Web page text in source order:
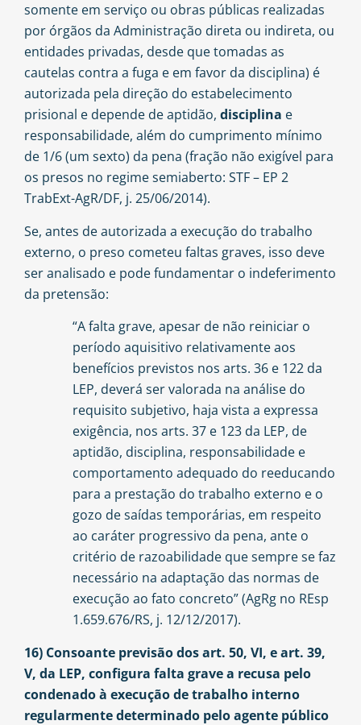
somente em serviço ou obras públicas realizadas
por órgãos da Administração direta ou indireta, ou
entidades privadas, desde que tomadas as
cautelas contra a fuga e em favor da disciplina) é
autorizada pela direção do estabelecimento
prisional e depende de aptidão, disciplina e
responsabilidade, além do cumprimento mínimo
de 1/6 (um sexto) da pena (fração não exigível para
os presos no regime semiaberto: STF – EP 2
TrabExt-AgR/DF, j. 25/06/2014).
Se, antes de autorizada a execução do trabalho
externo, o preso cometeu faltas graves, isso deve
ser analisado e pode fundamentar o indeferimento
da pretensão:
“A falta grave, apesar de não reiniciar o
período aquisitivo relativamente aos
benefícios previstos nos arts. 36 e 122 da
LEP, deverá ser valorada na análise do
requisito subjetivo, haja vista a expressa
exigência, nos arts. 37 e 123 da LEP, de
aptidão, disciplina, responsabilidade e
comportamento adequado do reeducando
para a prestação do trabalho externo e o
gozo de saídas temporárias, em respeito
ao caráter progressivo da pena, ante o
critério de razoabilidade que sempre se faz
necessário na adaptação das normas de
execução ao fato concreto” (AgRg no REsp
1.659.676/RS, j. 12/12/2017).
16) Consoante previsão dos art. 50, VI, e art. 39,
V, da LEP, configura falta grave a recusa pelo
condenado à execução de trabalho interno
regularmente determinado pelo agente público